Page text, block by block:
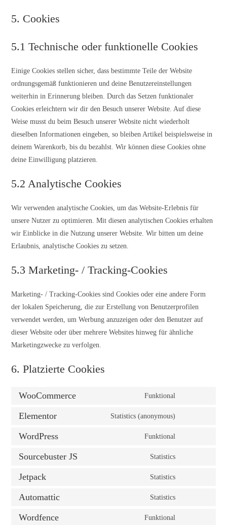
5. Cookies
5.1 Technische oder funktionelle Cookies
Einige Cookies stellen sicher, dass bestimmte Teile der Website
ordnungsgemäß funktionieren und deine Benutzereinstellungen
weiterhin in Erinnerung bleiben. Durch das Setzen funktionaler
Cookies erleichtern wir dir den Besuch unserer Website. Auf diese
Weise musst du beim Besuch unserer Website nicht wiederholt
dieselben Informationen eingeben, so bleiben Artikel beispielsweise in
deinem Warenkorb, bis du bezahlst. Wir können diese Cookies ohne
deine Einwilligung platzieren.
5.2 Analytische Cookies
Wir verwenden analytische Cookies, um das Website-Erlebnis für
unsere Nutzer zu optimieren. Mit diesen analytischen Cookies erhalten
wir Einblicke in die Nutzung unserer Website. Wir bitten um deine
Erlaubnis, analytische Cookies zu setzen.
5.3 Marketing- / Tracking-Cookies
Marketing- / Tracking-Cookies sind Cookies oder eine andere Form
der lokalen Speicherung, die zur Erstellung von Benutzerprofilen
verwendet werden, um Werbung anzuzeigen oder den Benutzer auf
dieser Website oder über mehrere Websites hinweg für ähnliche
Marketingzwecke zu verfolgen.
6. Platzierte Cookies
WooCommerce Funktional
Elementor Statistics (anonymous)
WordPress Funktional
Sourcebuster JS Statistics
Jetpack Statistics
Automattic Statistics
Wordfence Funktional